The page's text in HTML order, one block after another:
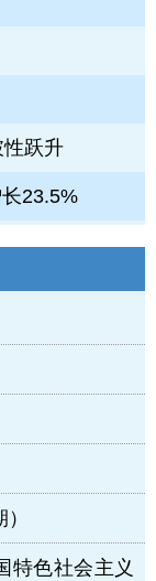
跃升
23.5%
特色社会主义